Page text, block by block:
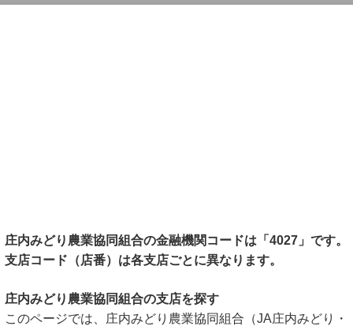
庄内みどり農業協同組合の金融機関コードは「4027」です。
支店コード（店番）は各支店ごとに異なります。
庄内みどり農業協同組合の支店を探す
このページでは、庄内みどり農業協同組合（JA庄内みどり・